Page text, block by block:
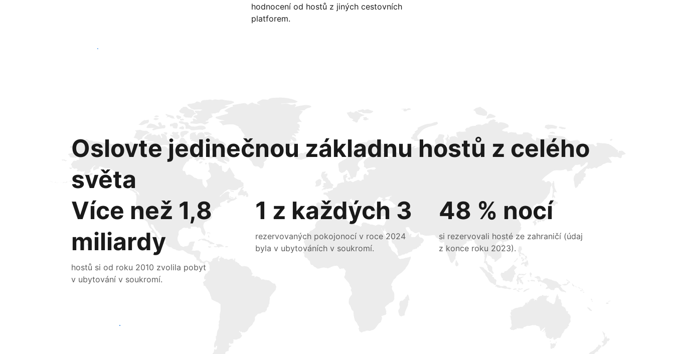
hodnocení od hostů z jiných cestovních
platforem.
Začít ještě dnes
Oslovte jedinečnou základnu hostů z celého
světa
Více než 1,8
miliardy
hostů si od roku 2010 zvolila pobyt
v ubytování v soukromí.
1 z každých 3
rezervovaných pokojonocí v roce 2024
byla v ubytováních v soukromí.
48 % nocí
si rezervovali hosté ze zahraničí (údaj
z konce roku 2023).
Oslovit nové hosty už dnes